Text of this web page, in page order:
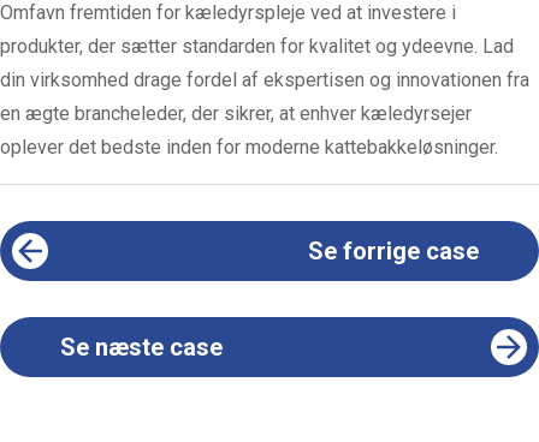
Omfavn fremtiden for kæledyrspleje ved at investere i
produkter, der sætter standarden for kvalitet og ydeevne. Lad
din virksomhed drage fordel af ekspertisen og innovationen fra
en ægte brancheleder, der sikrer, at enhver kæledyrsejer
oplever det bedste inden for moderne kattebakkeløsninger.
Se forrige case
Se næste case